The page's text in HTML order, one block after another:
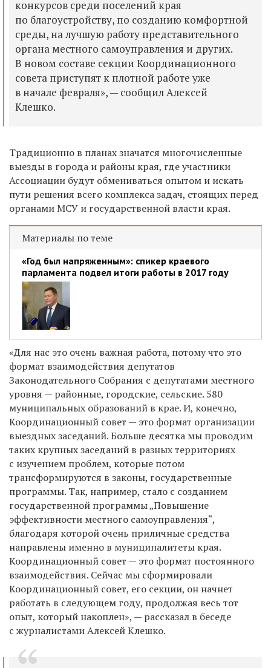
конкурсов среди поселений края
по благоустройству, по созданию комфортной
среды, на лучшую работу представительного
органа местного самоуправления и других.
В новом составе секции Координационного
совета приступят к плотной работе уже
в начале февраля», — сообщил Алексей
Клешко.
Традиционно в планах значатся многочисленные
выезды в города и районы края, где участники
Ассоциации будут обмениваться опытом и искать
пути решения всего комплекса задач, стоящих перед
органами МСУ и государственной власти края.
Материалы по теме
«Год был напряженным»: спикер краевого
парламента подвел итоги работы в 2017 году
«Для нас это очень важная работа, потому что это
формат взаимодействия депутатов
Законодательного Собрания с депутатами местного
уровня — районные, городские, сельские. 580
муниципальных образований в крае. И, конечно,
Координационный совет — это формат организации
выездных заседаний. Больше десятка мы проводим
таких крупных заседаний в разных территориях
с изучением проблем, которые потом
трансформируются в законы, государственные
программы. Так, например, стало с созданием
государственной программы „Повышение
эффективности местного самоуправления“,
благодаря которой очень приличные средства
направлены именно в муниципалитеты края.
Координационный совет — это формат постоянного
взаимодействия. Сейчас мы сформировали
Координационный совет, его секции, он начнет
работать в следующем году, продолжая весь тот
опыт, который накоплен», — рассказал в беседе
с журналистами Алексей Клешко.